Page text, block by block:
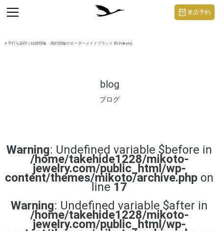
# 手打ち刻印| 結婚指輪・婚約指輪のオーダーメイドブランド 鶴 (mikoto)
blog
ブログ
toggle
navigation
来店予約
Warning: Undefined variable $before in
/home/takehide1228/mikoto-
jewelry.com/public_html/wp-
content/themes/mikoto/archive.php on
line 17
Warning: Undefined variable $after in
/home/takehide1228/mikoto-
jewelry.com/public_html/wp-